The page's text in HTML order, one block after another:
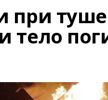
при
тело